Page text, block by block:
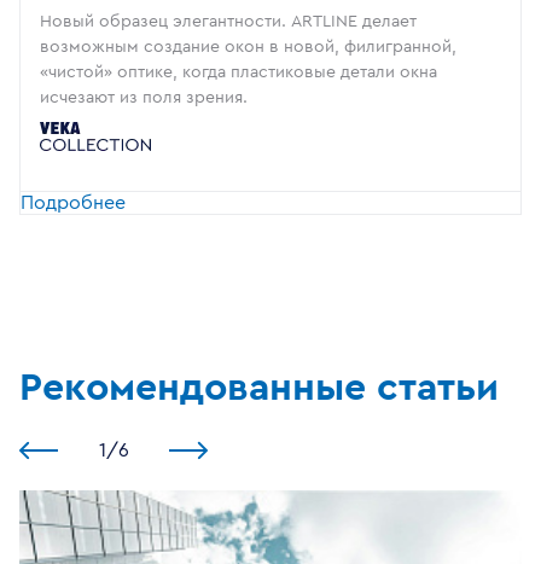
Новый образец элегантности. ARTLINE делает
возможным создание окон в новой, филигранной,
«чистой» оптике, когда пластиковые детали окна
исчезают из поля зрения.
Подробнее
Рекомендованные статьи
1 /6